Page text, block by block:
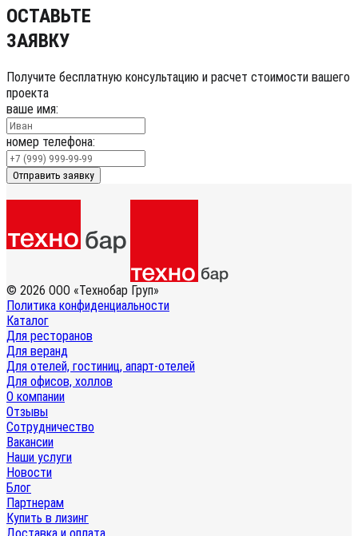
ОСТАВЬТЕ
ЗАЯВКУ
Получите бесплатную консультацию и расчет стоимости вашего
проекта
ваше имя:
номер телефона:
Отправить заявку
© 2026 ООО «Технобар Груп»
Политика конфиденциальности
Каталог
Для ресторанов
Для веранд
Для отелей, гостиниц, апарт-отелей
Для офисов, холлов
О компании
Отзывы
Сотрудничество
Вакансии
Наши услуги
Новости
Блог
Партнерам
Купить в лизинг
Доставка и оплата